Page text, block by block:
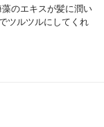
のエキスが髪に潤い
ツルツルにしてくれ